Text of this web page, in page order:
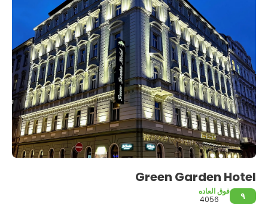
Green Garden Hotel
۹
فوق العاده
4056